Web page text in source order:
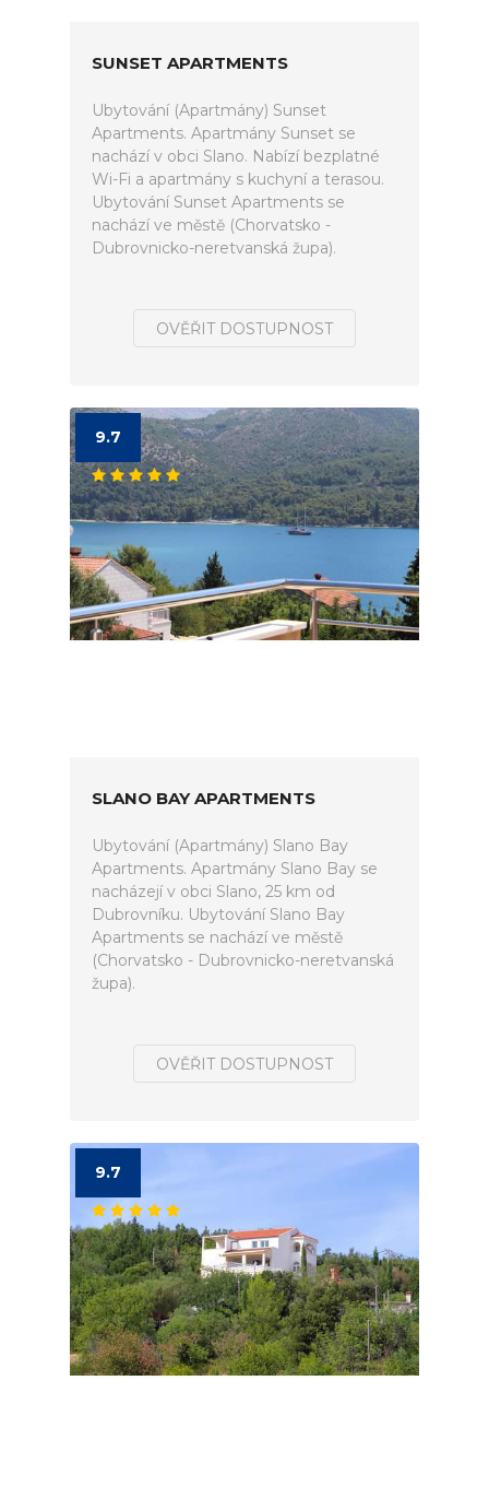
SUNSET APARTMENTS
Ubytování (Apartmány) Sunset
Apartments. Apartmány Sunset se
nachází v obci Slano. Nabízí bezplatné
Wi-Fi a apartmány s kuchyní a terasou.
Ubytování Sunset Apartments se
nachází ve městě (Chorvatsko -
Dubrovnicko-neretvanská župa).
OVĚŘIT DOSTUPNOST
9.7
SLANO BAY APARTMENTS
Ubytování (Apartmány) Slano Bay
Apartments. Apartmány Slano Bay se
nacházejí v obci Slano, 25 km od
Dubrovníku. Ubytování Slano Bay
Apartments se nachází ve městě
(Chorvatsko - Dubrovnicko-neretvanská
župa).
OVĚŘIT DOSTUPNOST
9.7